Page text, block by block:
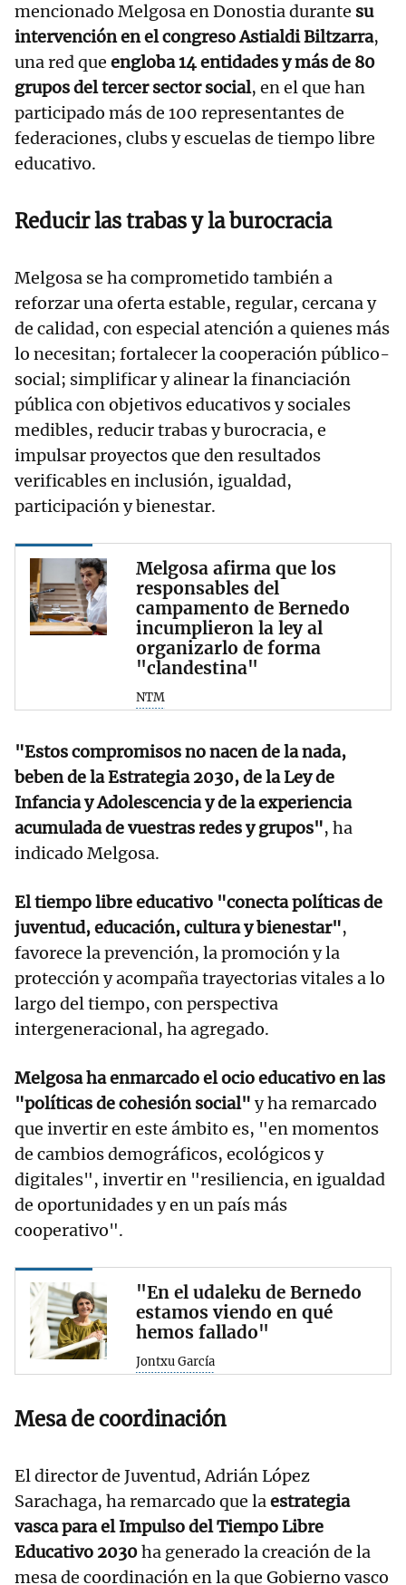
mencionado Melgosa en Donostia durante su
intervención en el congreso Astialdi Biltzarra,
una red que engloba 14 entidades y más de 80
grupos del tercer sector social, en el que han
participado más de 100 representantes de
federaciones, clubs y escuelas de tiempo libre
educativo.
Reducir las trabas y la burocracia
Melgosa se ha comprometido también a
reforzar una oferta estable, regular, cercana y
de calidad, con especial atención a quienes más
lo necesitan; fortalecer la cooperación público-
social; simplificar y alinear la financiación
pública con objetivos educativos y sociales
medibles, reducir trabas y burocracia, e
impulsar proyectos que den resultados
verificables en inclusión, igualdad,
participación y bienestar.
Melgosa afirma que los
responsables del
campamento de Bernedo
incumplieron la ley al
organizarlo de forma
"clandestina"
NTM
"Estos compromisos no nacen de la nada,
beben de la Estrategia 2030, de la Ley de
Infancia y Adolescencia y de la experiencia
acumulada de vuestras redes y grupos", ha
indicado Melgosa.
El tiempo libre educativo "conecta políticas de
juventud, educación, cultura y bienestar",
favorece la prevención, la promoción y la
protección y acompaña trayectorias vitales a lo
largo del tiempo, con perspectiva
intergeneracional, ha agregado.
Melgosa ha enmarcado el ocio educativo en las
"políticas de cohesión social" y ha remarcado
que invertir en este ámbito es, "en momentos
de cambios demográficos, ecológicos y
digitales", invertir en "resiliencia, en igualdad
de oportunidades y en un país más
cooperativo".
"En el udaleku de Bernedo
estamos viendo en qué
hemos fallado"
Jontxu García
Mesa de coordinación
El director de Juventud, Adrián López
Sarachaga, ha remarcado que laestrategia
vasca para el Impulso del Tiempo Libre
Educativo 2030ha generado la creación de la
mesa de coordinación en la que Gobierno vasco